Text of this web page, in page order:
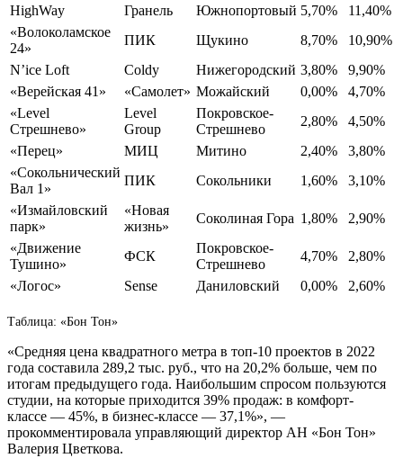
HighWay
Гранель Южнопортовый 5,70%
11,40%
«Волоколамское
24»
ПИК Щукино 8,70%
10,90%
N’ice Loft
Coldy Нижегородский 3,80%
9,90%
«Верейская 41»
«Самолет» Можайский 0,00%
4,70%
«Level
Стрешнево»
Level
Group
Покровское-
Стрешнево
2,80%
4,50%
«Перец»
МИЦ Митино 2,40%
3,80%
«Сокольнический
Вал 1»
ПИК Сокольники 1,60%
3,10%
«Измайловский
парк»
«Новая
жизнь»
Соколиная Гора 1,80%
2,90%
«Движение
Тушино»
ФСК
Покровское-
Стрешнево
4,70%
2,80%
«Логос»
Sense Даниловский 0,00% 2,60%
Таблица: «Бон Тон»
«Средняя цена квадратного метра в топ-10 проектов в 2022
года составила 289,2 тыс. руб., что на 20,2% больше, чем по
итогам предыдущего года. Наибольшим спросом пользуются
студии, на которые приходится 39% продаж: в комфорт-
классе — 45%, в бизнес-классе — 37,1%», —
прокомментировала управляющий директор АН «Бон Тон»
Валерия Цветкова.